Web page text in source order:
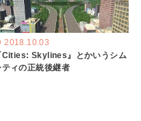
2018.10.03
Cities: Skylines』とかいうシム
ティの正統後継者